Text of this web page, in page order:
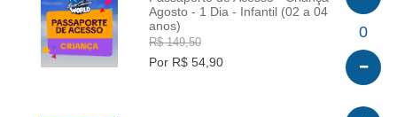
INFO
Agosto - 1 Dia - Infantil (02 a 04
anos)
R$ 149,50
Por R$ 54,90
0